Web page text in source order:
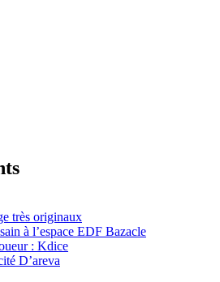
très originaux
à l’espace EDF Bazacle
: Kdice
D’areva